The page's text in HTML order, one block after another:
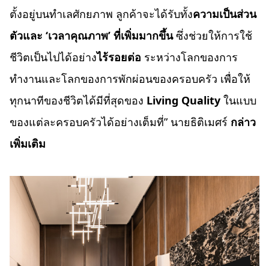
ตั้งอยู่บนทำเลศักยภาพ ลูกค้าจะได้รับทั้งความเป็นส่วน
ตัวและ ‘เวลาคุณภาพ’ ที่เพิ่มมากขึ้นซึ่งช่วยให้การใช้
ชีวิตเป็นไปได้อย่างไร้รอยต่อ ระหว่างโลกของการ
ทำงานและโลกของการพักผ่อนของครอบครัว เพื่อให้
ทุกนาทีของชีวิตได้มีที่สุดของ Living Quality ในแบบ
ของแต่ละครอบครัวได้อย่างเต็มที่” นายธิติเมศร์ กล่าว
เพิ่มเติม